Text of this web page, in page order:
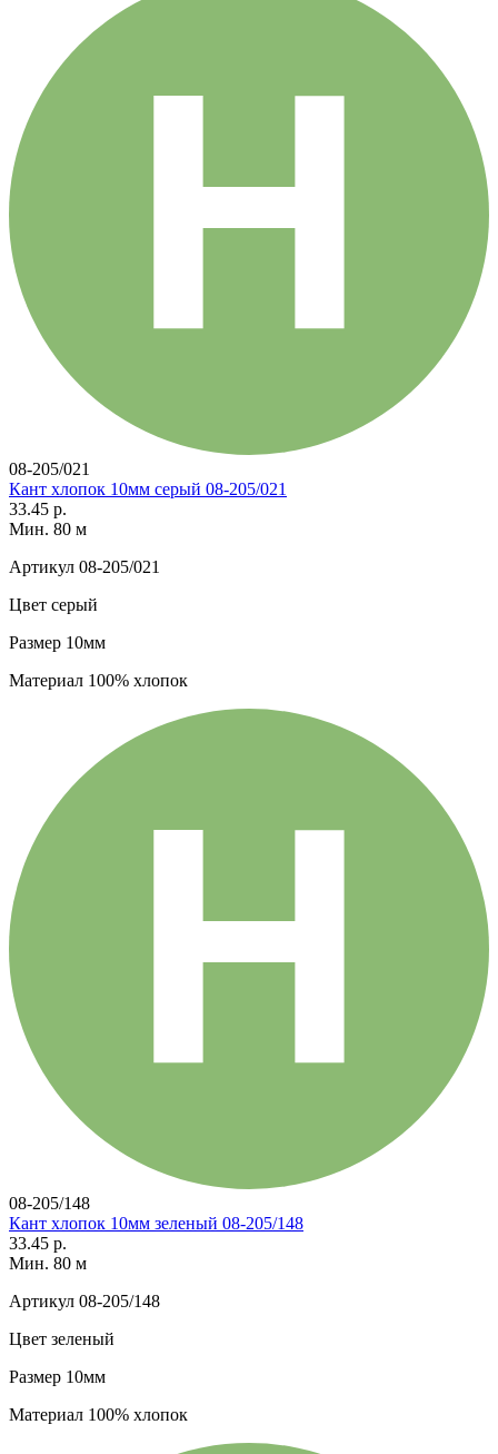
08-205/021
Кант хлопок 10мм серый 08-205/021
33.45 р.
Мин. 80 м
Артикул 08-205/021
Цвет серый
Размер 10мм
Материал 100% хлопок
08-205/148
Кант хлопок 10мм зеленый 08-205/148
33.45 р.
Мин. 80 м
Артикул 08-205/148
Цвет зеленый
Размер 10мм
Материал 100% хлопок